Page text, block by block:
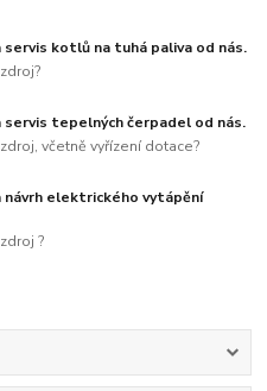
kotlů na tuhá paliva od nás.
tepelných čerpadel od nás.
včetně vyřízení dotace?
elektrického vytápění
?